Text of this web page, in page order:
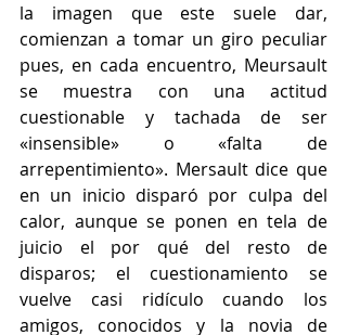
la imagen que este suele dar,
comienzan a tomar un giro peculiar
pues, en cada encuentro, Meursault
se muestra con una actitud
cuestionable y tachada de ser
«insensible» o «falta de
arrepentimiento». Mersault dice que
en un inicio disparó por culpa del
calor, aunque se ponen en tela de
juicio el por qué del resto de
disparos; el cuestionamiento se
vuelve casi ridículo cuando los
amigos, conocidos y la novia de